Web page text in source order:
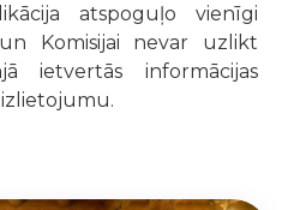
atspoguļo vienīgi
Komisijai nevar uzlikt
ietvertās informācijas